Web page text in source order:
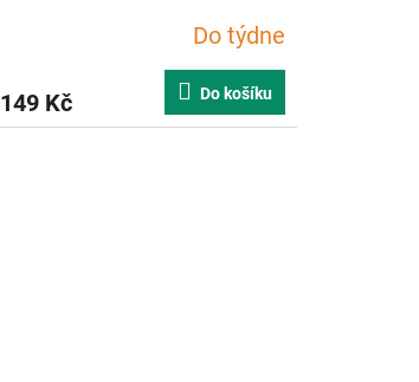
Do týdne
149 Kč Do košíku